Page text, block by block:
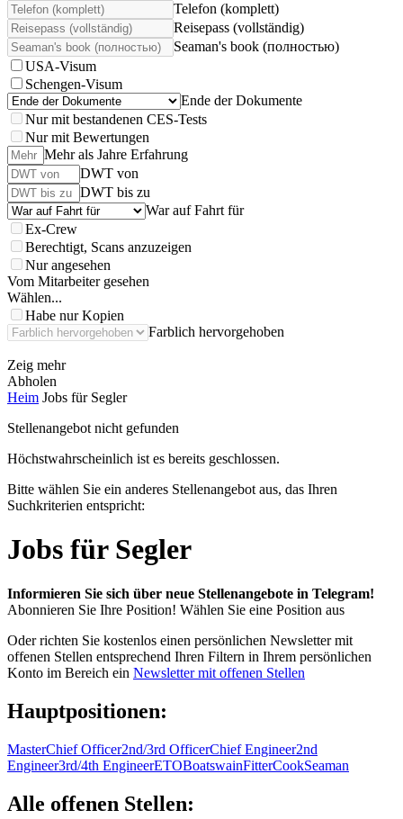
Telefon (komplett)
Reisepass (vollständig)
Seaman's book (полностью)
USA-Visum
Schengen-Visum
Ende der Dokumente
Nur mit bestandenen CES-Tests
Nur mit Bewertungen
Mehr als Jahre Erfahrung
DWT von
DWT bis zu
War auf Fahrt für
Ex-Crew
Berechtigt, Scans anzuzeigen
Nur angesehen
Vom Mitarbeiter gesehen
Wählen...
Habe nur Kopien
Farblich hervorgehoben
Zeig mehr
Abholen
Heim Jobs für Segler
Stellenangebot nicht gefunden
Höchstwahrscheinlich ist es bereits geschlossen.
Bitte wählen Sie ein anderes Stellenangebot aus, das Ihren
Suchkriterien entspricht:
Jobs für Segler
Informieren Sie sich über neue Stellenangebote in Telegram!
Abonnieren Sie Ihre Position! Wählen Sie eine Position aus
Oder richten Sie kostenlos einen persönlichen Newsletter mit
offenen Stellen entsprechend Ihren Filtern in Ihrem persönlichen
Konto im Bereich ein Newsletter mit offenen Stellen
Hauptpositionen:
MasterChief Officer2nd/3rd OfficerChief Engineer2nd
Engineer3rd/4th EngineerETOBoatswainFitterCookSeaman
Alle offenen Stellen: